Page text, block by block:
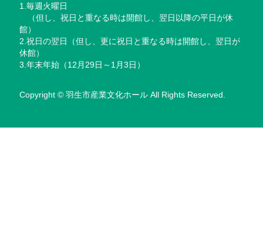
1.毎週火曜日
（但し、祝日と重なる時は開館し、翌日以降の平日が休
館）
2.祝日の翌日（但し、更に祝日と重なる時は開館し、翌日が
休館）
3.年末年始（12月29日～1月3日）
Copyright © 羽生市産業文化ホール All Rights Reserved.